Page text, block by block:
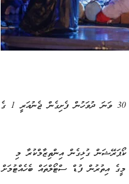
”މޯލްޑިވްސް ކަލްޗަރ އެންޑް ފުޑް ފެސްޓިވަލް 2025″ ގެ ނަމުގައި ބާއްވާ މި ފެސްޓިވަލް މި މަހުގެ 30 ވަނަ ދުވަހުން ފެށިގެން ޖެނުއަރީ 1 ގެ
ގުޅިގެން އިންތިޒާމްކުރާ މި
މީގެ އިތުރުން ފުޑް ސްޓޯލްތައް ބެހެއްޓުމަށް